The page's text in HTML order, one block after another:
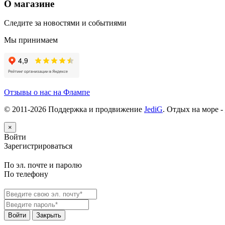
О магазине
Следите за новостями и событиями
Мы принимаем
Отзывы о нас на Флампе
© 2011-2026 Поддержка и продвижение JediG. Отдых на море -
×
Войти
Зарегистрироваться
По эл. почте и паролю
По телефону
Войти Закрыть